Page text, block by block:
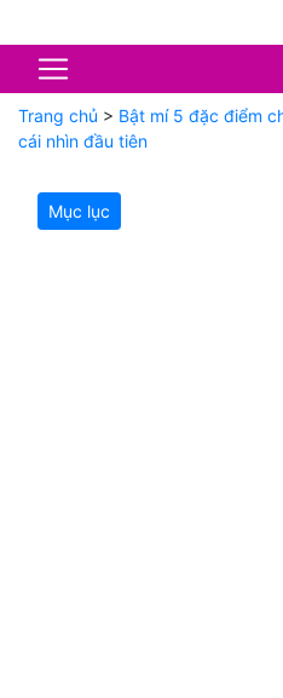
Trang chủ > Bật mí 5 đặc điểm
cái nhìn đầu tiên
Mục lục